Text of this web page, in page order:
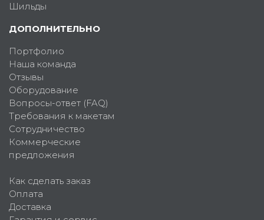
Шильды
ДОПОЛНИТЕЛЬНО
Портфолио
Наша команда
Отзывы
Оборудование
Вопросы-ответ (FAQ)
Требования к макетам
Сотрудничество
Коммерческие
предложения
Как сделать заказ
Оплата
Доставка